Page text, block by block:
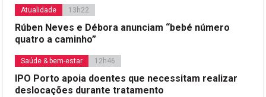
Atualidade 13h22
Rúben Neves e Débora anunciam “bebé número
quatro a caminho”
Saúde & bem-estar 12h46
IPO Porto apoia doentes que necessitam realizar
deslocações durante tratamento